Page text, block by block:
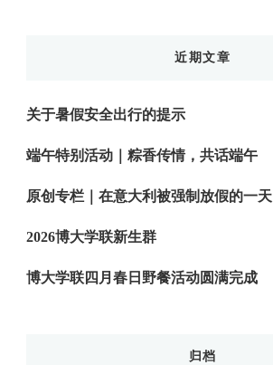
近期文章
关于暑假安全出行的提示
端午特别活动｜粽香传情，共话端午
原创专栏｜在意大利被强制放假的一天
2026博大学联新生群
博大学联四月春日野餐活动圆满完成
归档